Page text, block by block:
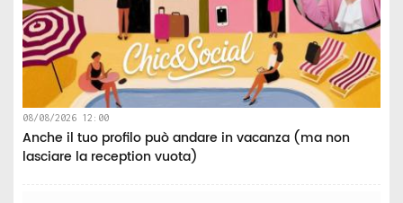
08/08/2026 12:00
Anche il tuo profilo può andare in vacanza (ma non
lasciare la reception vuota)